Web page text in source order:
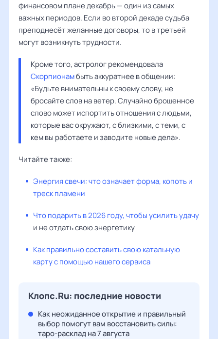
финансовом плане декабрь — один из самых
важных периодов. Если во второй декаде судьба
преподнесёт желанные договоры, то в третьей
могут возникнуть трудности.
Скорпионам быть аккуратнее в общении:
«Будьте внимательны к своему слову, не
бросайте слов на ветер. Случайно брошенное
слово может испортить отношения с людьми,
которые вас окружают, с близкими, с теми, с
кем вы работаете и заводите новые дела».
Читайте также:
Энергия свечи: что означает форма, копоть и
треск пламени
Что подарить в 2026 году, чтобы усилить удачу
и не отдать свою энергетику
Как правильно составить свою катальную
карту с помощью нашего сервиса
Клопс.Ru: последние новости
Как неожиданное открытие и правильный
выбор помогут вам восстановить силы:
таро-расклад на 7 августа